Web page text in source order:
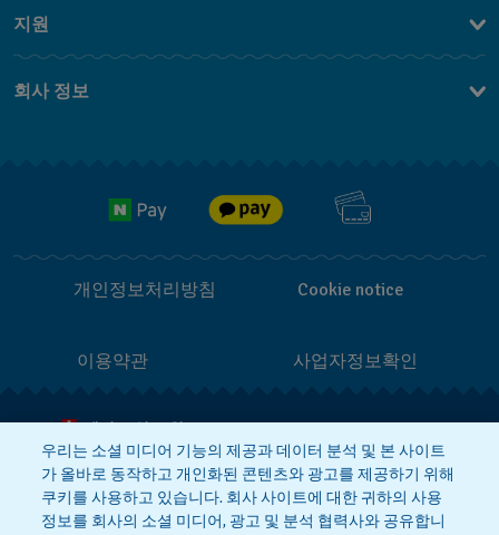
지원
FAQ
회사 정보
개인정보처리방침 Cookie notice
이용약관 사업자정보확인
메이드 인 스위스
상호 : 스와치그룹코리아(주)
대표 : STEPHEN DAMON DE LUCCHI
사업자등록번호: 220-81-01107
주소 : 서울특별시 서대문구 충정로
우리는 소셜 미디어 기능의 제공과 데이터 분석 및 본 사이트
가 올바로 동작하고 개인화된 콘텐츠와 광고를 제공하기 위해
쿠키를 사용하고 있습니다. 회사 사이트에 대한 귀하의 사용
정보를 회사의 소셜 미디어, 광고 및 분석 협력사와 공유합니